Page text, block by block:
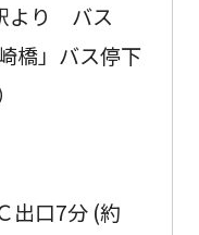
より バス
橋」バス停下
出口7分 (約